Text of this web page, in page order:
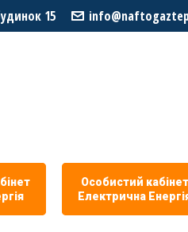
15
Особистий кабiнет
Eлектрична
СПОЖИВАЧАМ